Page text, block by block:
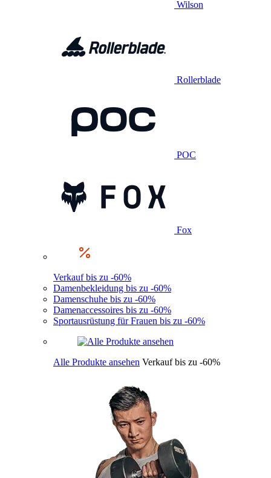
Wilson
Rollerblade
POC
Fox
Verkauf bis zu -60%
Damenbekleidung bis zu -60%
Damenschuhe bis zu -60%
Damenaccessoires bis zu -60%
Sportausrüstung für Frauen bis zu -60%
Alle Produkte ansehen Verkauf bis zu -60%